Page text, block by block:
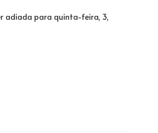
adiada para quinta-feira, 3,